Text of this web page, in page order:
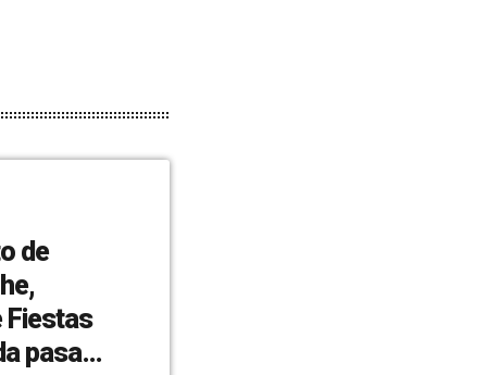
de
Fiestas
pasar